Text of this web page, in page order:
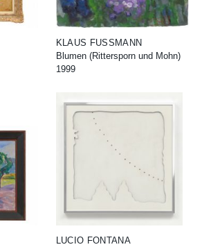
KLAUS FUSSMANN
Blumen (Rittersporn und Mohn)
1999
LUCIO FONTANA